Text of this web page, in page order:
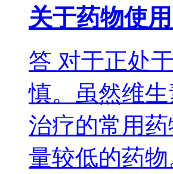
关于药物使用
答 对于正处
慎。虽然维
治疗的常用
量较低的药